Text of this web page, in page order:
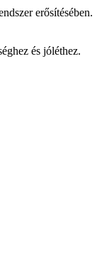
erősítésében.
és jóléthez.